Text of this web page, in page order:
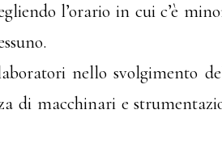
l’orario in cui c’è
nello svolgimento
di macchinari e